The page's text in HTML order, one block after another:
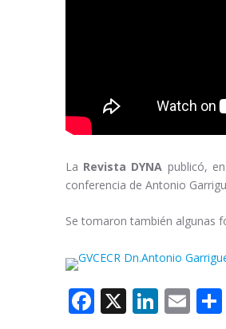
La Revista DYNA publicó,
conferencia de Antonio
Se tomaron también algunas
Facebook
X